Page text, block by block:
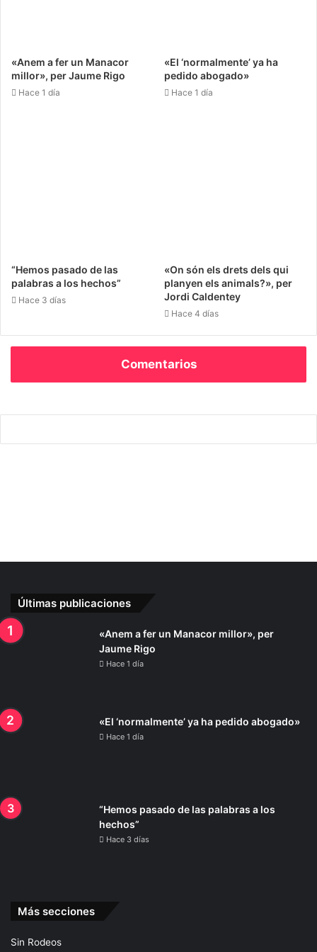
detrás es solo teatro.
Jordi: – Así que el mensaje final es claro.
«Anem a fer un Manacor
millor», per Jaume Rigo
Hace 1 día
«El ‘normalmente’ ya ha
pedido abogado»
Hace 1 día
“Hemos pasado de las
palabras a los hechos”
Hace 3 días
«On són els drets dels qui
planyen els animals?», per
Jordi Caldentey
Hace 4 días
Comentarios
Últimas publicaciones
«Anem a fer un Manacor millor», per
Jaume Rigo
Hace 1 día
«El ‘normalmente’ ya ha pedido abogado»
Hace 1 día
“Hemos pasado de las palabras a los
hechos”
Hace 3 días
Más secciones
Sin Rodeos